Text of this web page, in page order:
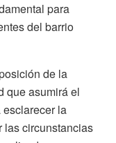
para
del barrio
de la
que asumirá el
la
las circunstancias